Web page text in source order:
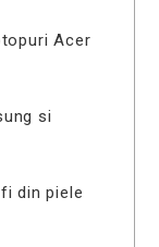
Acer
si
din piele